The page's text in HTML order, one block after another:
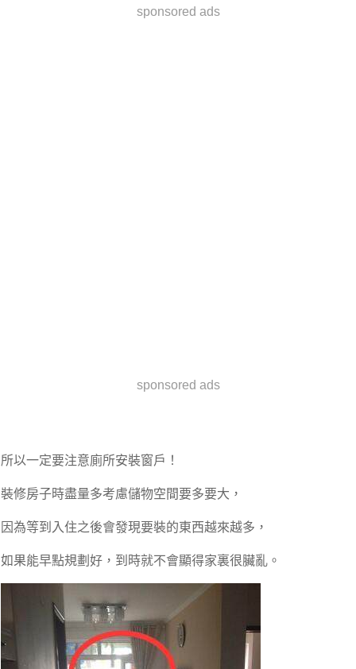
sponsored ads
sponsored ads
所以一定要注意廁所安裝窗戶！
裝修房子時盡量多考慮儲物空間要多要大，
因為等到入住之後會發現要裝的東西越來越多，
如果能早點規劃好，到時就不會顯得家裏很臟亂。